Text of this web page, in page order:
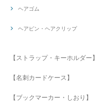
ヘアゴム
ヘアピン・ヘアクリップ
【ストラップ・キーホルダー】
【名刺カードケース】
【ブックマーカー・しおり】